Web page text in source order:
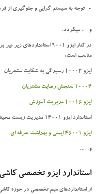
توجه به سیستم گرایی و جلوگیری از
و…. میگردد.
در کنار ایزو 9001
مناسب است:
ایزو 10002 رسیدگی به شکایت مشتریان
10004 سنجش رضایت مشتریان
ایزو 10015 مدیریت آموزش
استاندارد ایزو 14001 مدیریت زیست محیطی
ایزو 45001 ایمنی و بهداشت حرفه ای
و…..
استاندارد ایزو تخصصی
از استانداردهای مهم تخصصی در حوزه